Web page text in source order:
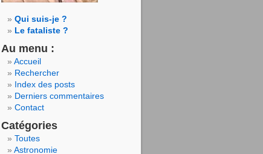
Qui suis-je ?
Le fataliste ?
Au menu :
Accueil
Rechercher
Index des posts
Derniers commentaires
Contact
Catégories
Toutes
Astronomie